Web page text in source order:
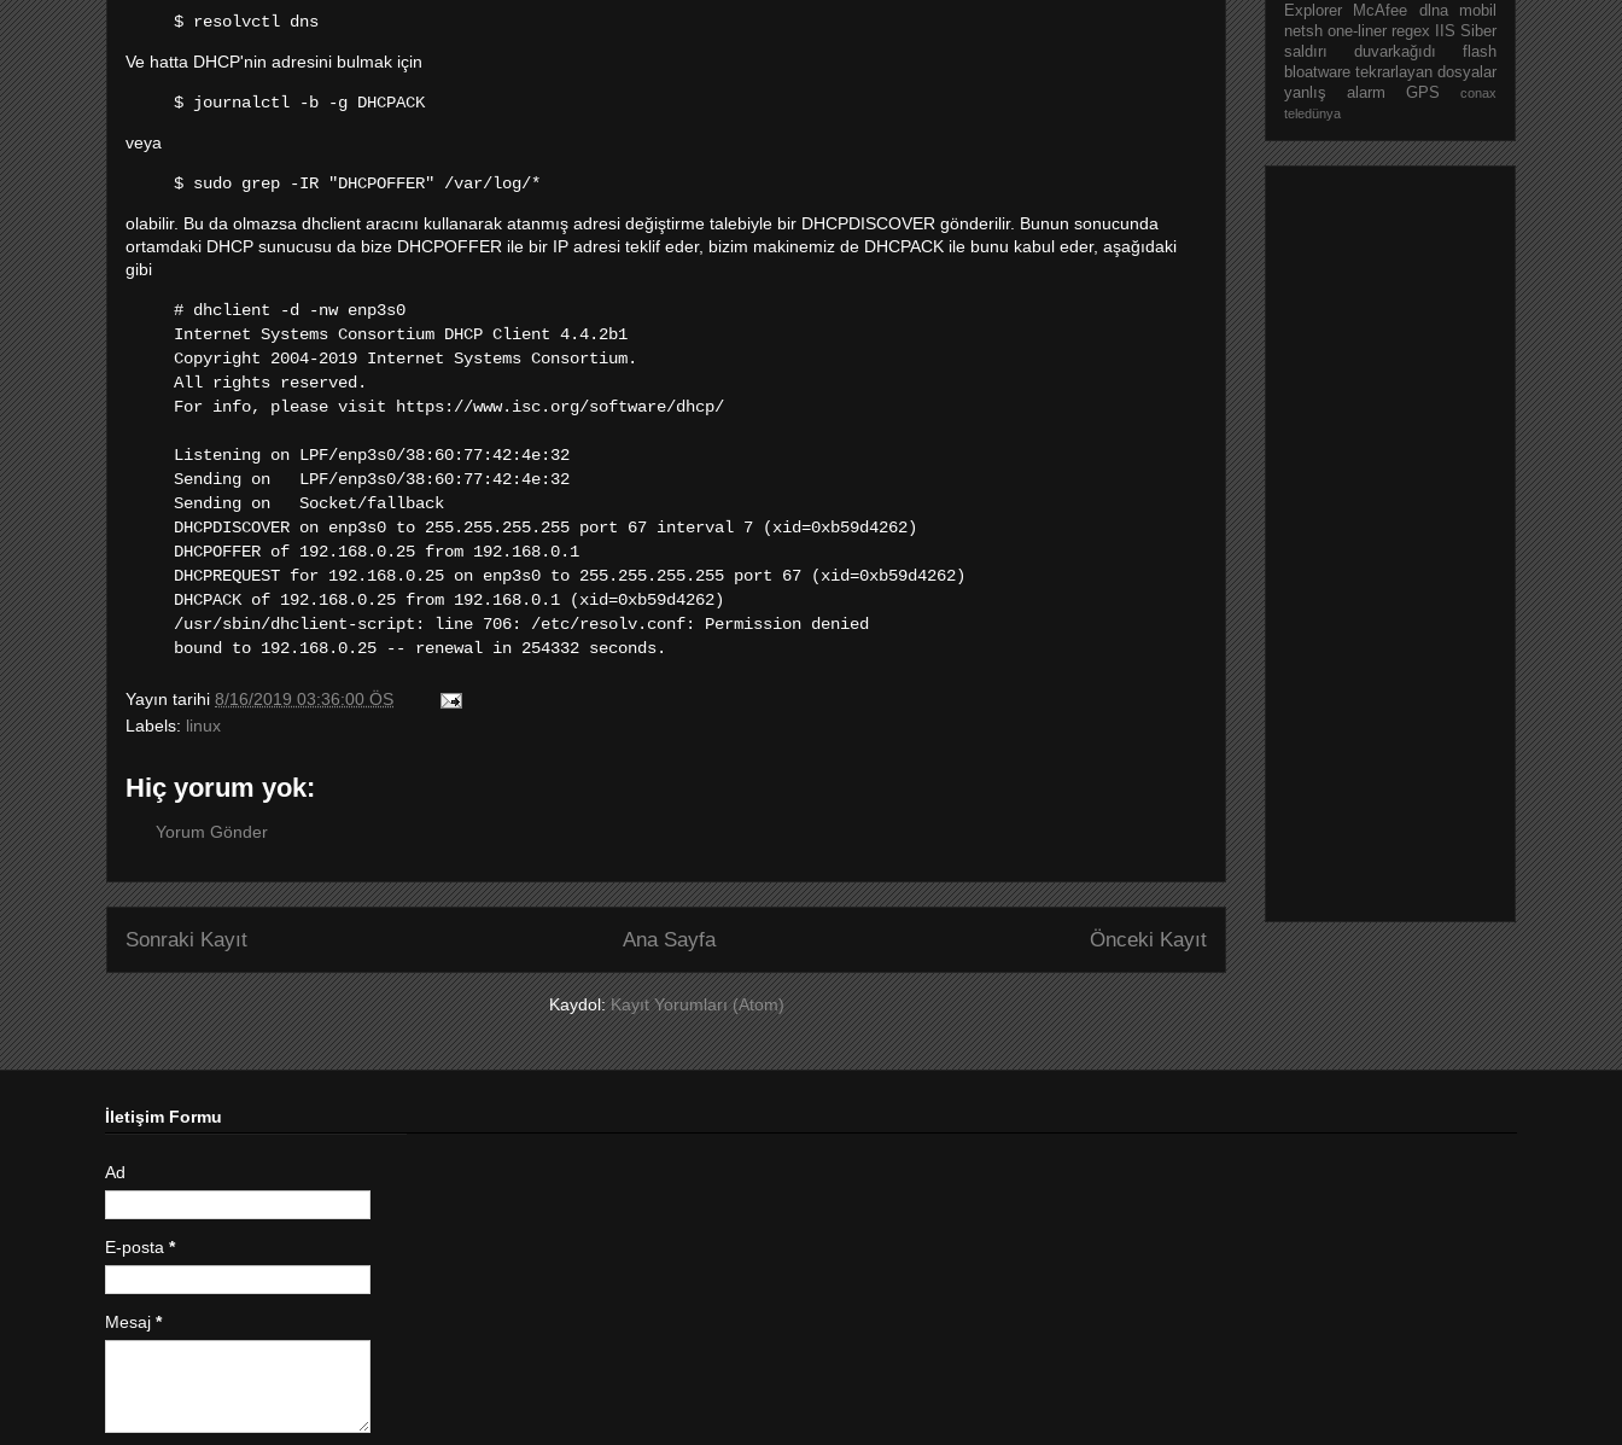
$ resolvctl dns
Ve hatta DHCP'nin adresini bulmak için
$ journalctl -b -g DHCPACK
veya
$ sudo grep -IR "DHCPOFFER" /var/log/*
olabilir. Bu da olmazsa dhclient aracını kullanarak atanmış adresi değiştirme talebiyle bir DHCPDISCOVER gönderilir. Bunun sonucunda
ortamdaki DHCP sunucusu da bize DHCPOFFER ile bir IP adresi teklif eder, bizim makinemiz de DHCPACK ile bunu kabul eder, aşağıdaki
gibi
# dhclient -d -nw enp3s0
Internet Systems Consortium DHCP Client 4.4.2b1
Copyright 2004-2019 Internet Systems Consortium.
All rights reserved.
For info, please visit https://www.isc.org/software/dhcp/
Listening on LPF/enp3s0/38:60:77:42:4e:32
Sending on LPF/enp3s0/38:60:77:42:4e:32
Sending on Socket/fallback
DHCPDISCOVER on enp3s0 to 255.255.255.255 port 67 interval 7 (xid=0xb59d4262)
DHCPOFFER of 192.168.0.25 from 192.168.0.1
DHCPREQUEST for 192.168.0.25 on enp3s0 to 255.255.255.255 port 67 (xid=0xb59d4262)
DHCPACK of 192.168.0.25 from 192.168.0.1 (xid=0xb59d4262)
/usr/sbin/dhclient-script: line 706: /etc/resolv.conf: Permission denied
bound to 192.168.0.25 -- renewal in 254332 seconds.
Yayın tarihi 8/16/2019 03:36:00 ÖS
Labels: linux
Hiç yorum yok:
Yorum Gönder
Sonraki Kayıt Önceki Kayıt
Ana Sayfa
Kaydol:Kayıt Yorumları (Atom)
Explorer
McAfee dlna
mobil
netsh one-liner regex IIS Siber
saldırı
duvarkağıdı
flash
bloatware tekrarlayan dosyalar
yanlış alarm
GPS
conax
teledünya
İletişim Formu
Ad
E-posta *
Mesaj *